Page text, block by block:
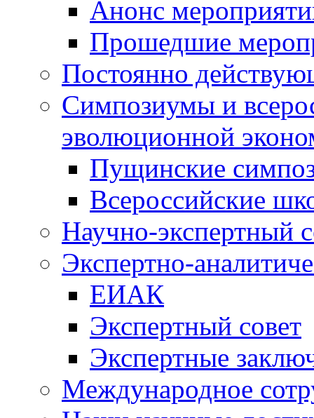
Анонс
Прошедшие
Постоянно
Симпозиумы и
эволюционной
Пущинские
Всероссийские
Научно-экспертный
Экспертно-
ЕИАК
Экспертный совет
Экспертные
Международное